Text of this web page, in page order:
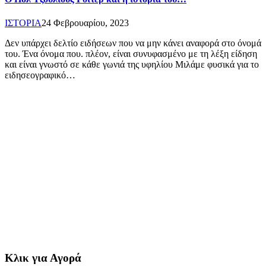
ΙΣΤΟΡΙΑ24 Φεβρουαρίου, 2023
Δεν υπάρχει δελτίο ειδήσεων που να μην κάνει αναφορά στο όνομά
του. Ένα όνομα που. πλέον, είναι συνυφασμένο με τη λέξη είδηση
και είναι γνωστό σε κάθε γωνιά της υφηλίου Μιλάμε φυσικά για το
ειδησεογραφικό…
Κλικ για Αγορά